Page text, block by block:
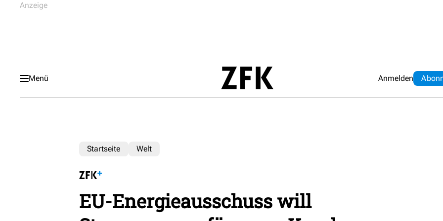
Menü Anmelden Abo
Startseite Welt
EU-Energieausschuss will